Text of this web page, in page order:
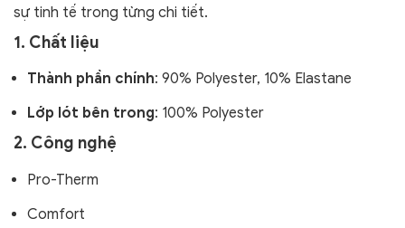
sự tinh tế trong từng chi tiết.
1. Chất liệu
Thành phần chính: 90% Polyester, 10% Elastane
Lớp lót bên trong: 100% Polyester
2. Công nghệ
Pro-Therm
Comfort